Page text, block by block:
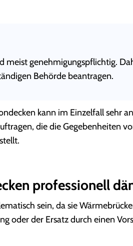
meist genehmigungspflichtig.
Behörde beantragen.
kann im Einzelfall sehr
die die Gegebenheiten
professionell
sein, da sie
oder der Ersatz durch einen